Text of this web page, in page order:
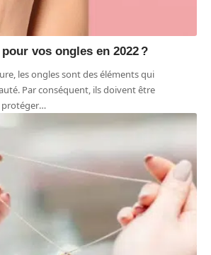
vos ongles en 2022 ?
les ongles sont des éléments qui
Par conséquent, ils doivent être
protéger…